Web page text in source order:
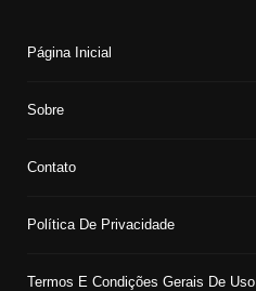
Página Inicial
Sobre
Contato
Política De Privacidade
Termos E Condições Gerais De Uso